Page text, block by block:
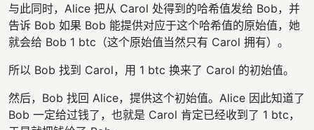
与此同时，Alice 把从 Carol 处得到的哈希值发给 Bob，并
告诉 Bob 如果 Bob 能提供对应于这个哈希值的原始值，她
就会给 Bob 1 btc（这个原始值当然只有 Carol 拥有）。
所以 Bob 找到 Carol，用 1 btc 换来了 Carol 的初始值。
然后，Bob 找回 Alice，提供这个初始值。Alice 因此知道了
Bob 一定给过钱了，也就是 Carol 肯定已经收到了 1 btc，